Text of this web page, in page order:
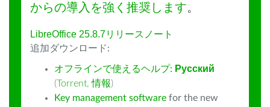
からの導入を強く推奨します。
LibreOffice 25.8.7リリースノート
追加ダウンロード:
オフラインで使えるヘルプ: Русский
(Torrent,情報)
Key management software for the new